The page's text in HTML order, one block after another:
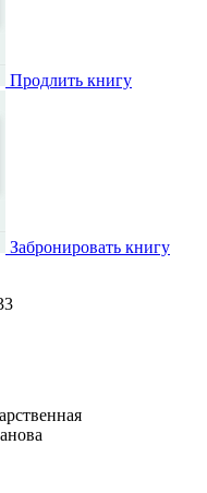
Продлить книгу
Забронировать книгу